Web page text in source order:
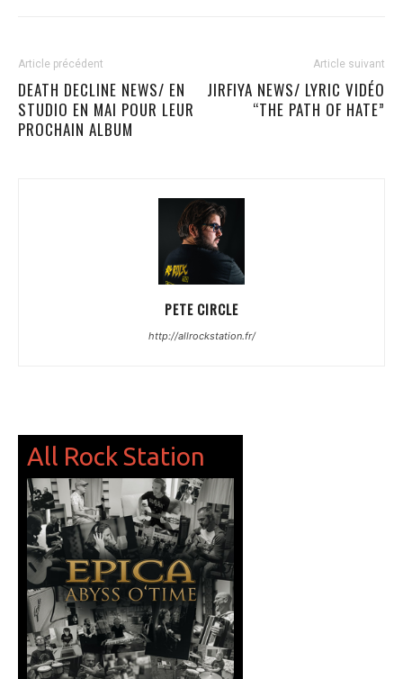
Article précédent
DEATH DECLINE NEWS/ EN
STUDIO EN MAI POUR LEUR
PROCHAIN ALBUM
Article suivant
JIRFIYA NEWS/ LYRIC VIDÉO
“THE PATH OF HATE”
PETE CIRCLE
http://allrockstation.fr/